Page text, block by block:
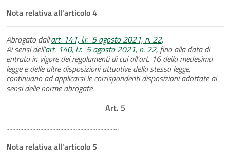
Nota relativa all'articolo 4
Abrogato dall'art. 141, l.r. 5 agosto 2021, n. 22.
Ai sensi dell'art. 140, l.r. 5 agosto 2021, n. 22, fino alla data di
entrata in vigore dei regolamenti di cui all'art. 16 della medesima
legge e delle altre disposizioni attuative della stessa legge,
continuano ad applicarsi le corrispondenti disposizioni adottate ai
sensi delle norme abrogate.
Art. 5
.........................................................................
Nota relativa all'articolo 5